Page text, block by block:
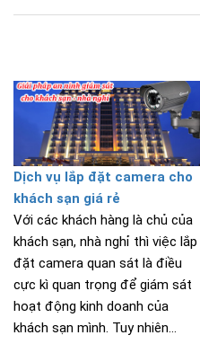
Dịch vụ lắp đặt camera cho
khách sạn giá rẻ
Với các khách hàng là chủ của
khách sạn, nhà nghỉ thì việc lắp
đặt camera quan sát là điều
cực kì quan trọng để giám sát
hoạt động kinh doanh của
khách sạn mình. Tuy nhiên...